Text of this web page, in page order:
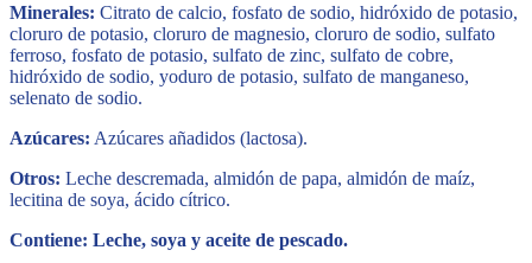
Minerales: Citrato de calcio, fosfato de sodio, hidróxido de potasio,
cloruro de potasio, cloruro de magnesio, cloruro de sodio, sulfato
ferroso, fosfato de potasio, sulfato de zinc, sulfato de cobre,
hidróxido de sodio, yoduro de potasio, sulfato de manganeso,
selenato de sodio.
Azúcares: Azúcares añadidos (lactosa).
Otros: Leche descremada, almidón de papa, almidón de maíz,
lecitina de soya, ácido cítrico.
Contiene: Leche, soya y aceite de pescado.